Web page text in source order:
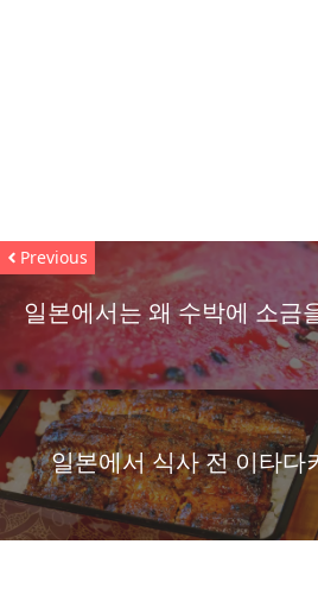
Previous
일본에서는 왜 수박에 소금
일본에서 식사 전 이타다